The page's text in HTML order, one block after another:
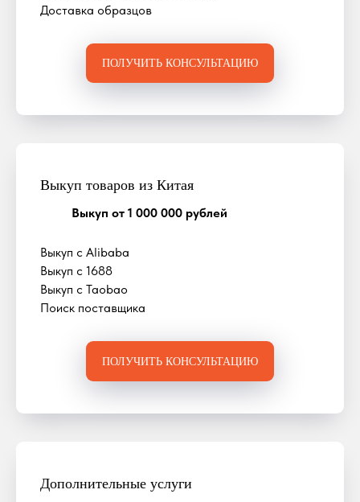
Доставка образцов
ПОЛУЧИТЬ КОНСУЛЬТАЦИЮ
Выкуп товаров из Китая
Выкуп от 1 000 000 рублей
Выкуп с Alibaba
Выкуп с 1688
Выкуп с Taobao
Поиск поставщика
ПОЛУЧИТЬ КОНСУЛЬТАЦИЮ
Дополнительные услуги